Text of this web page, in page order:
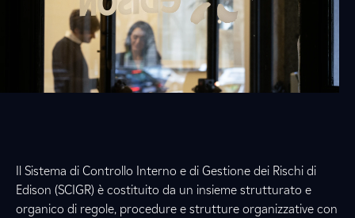
Il Sistema di Controllo Interno e di Gestione dei Rischi di
Edison (SCIGR) è costituito da un insieme strutturato e
organico di regole, procedure e strutture organizzative con